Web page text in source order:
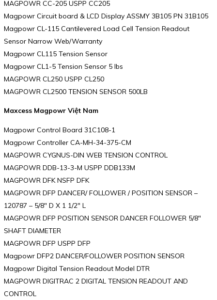
MAGPOWR CC-205 USPP CC205
Magpowr Circuit board & LCD Display ASSMY 3B105 PN 31B105
Magpowr CL-115 Cantilevered Load Cell Tension Readout
Sensor Narrow Web/Warranty
Magpowr CL115 Tension Sensor
Magpowr CL1-5 Tension Sensor 5 lbs
MAGPOWR CL250 USPP CL250
MAGPOWR CL2500 TENSION SENSOR 500LB
Maxcess Magpowr Việt Nam
Magpowr Control Board 31C108-1
Magpowr Controller CA-MH-34-375-CM
MAGPOWR CYGNUS-DIN WEB TENSION CONTROL
MAGPOWR DDB-13-3-M USPP DDB133M
MAGPOWR DFK NSFP DFK
MAGPOWR DFP DANCER/ FOLLOWER / POSITION SENSOR –
120787 – 5/8″ D X 1 1/2″ L
MAGPOWR DFP POSITION SENSOR DANCER FOLLOWER 5/8″
SHAFT DIAMETER
MAGPOWR DFP USPP DFP
Magpowr DFP2 DANCER/FOLLOWER POSITION SENSOR
Magpowr Digital Tension Readout Model DTR
MAGPOWR DIGITRAC 2 DIGITAL TENSION READOUT AND
CONTROL